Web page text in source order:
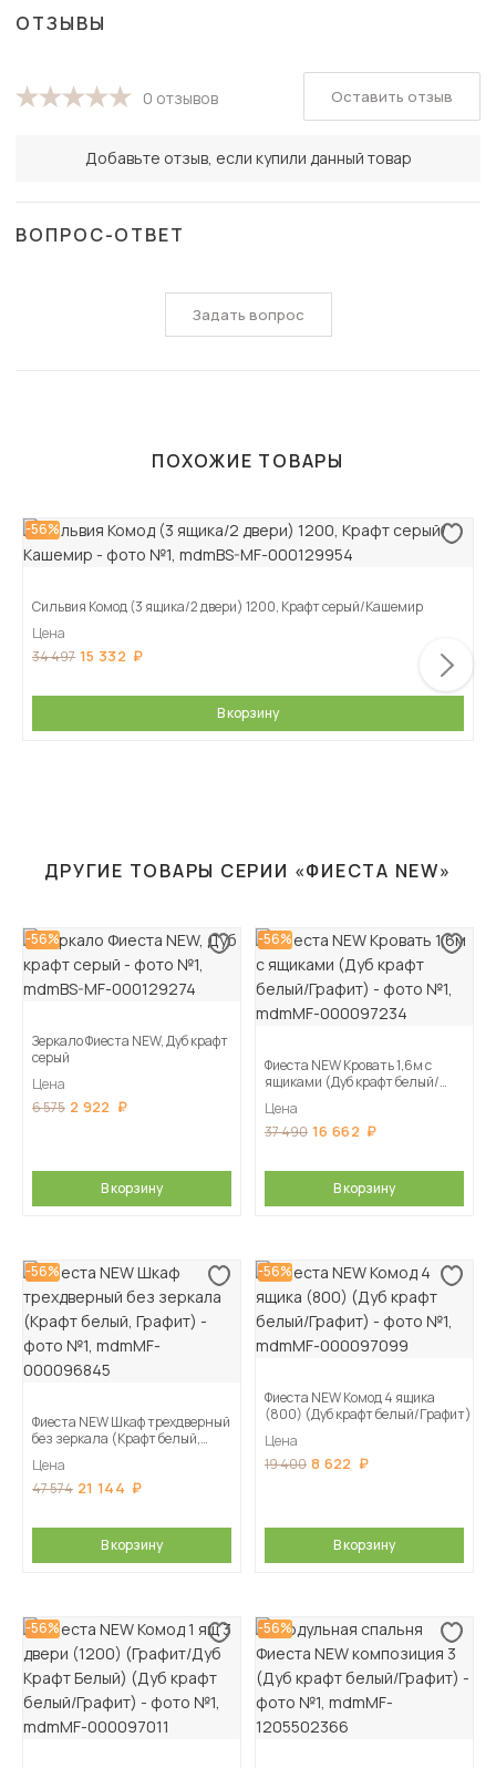
ОТЗЫВЫ
0 отзывов
Добавьте отзыв, если купили данный товар
Оставить отзыв
ВОПРОС-ОТВЕТ
Задать вопрос
ПОХОЖИЕ ТОВАРЫ
-56%
Сильвия Комод (3 ящика/2 двери) 1200, Крафт серый/Кашемир
Цена
34 497 15 332
В корзину
ДРУГИЕ ТОВАРЫ СЕРИИ «ФИЕСТА NEW»
-56%
Зеркало Фиеста NEW, Дуб крафт
серый
Цена
6 575 2 922
В корзину
-56%
Фиеста NEW Кровать 1,6м с
ящиками (Дуб крафт белый/
Цена
37 490 16 662
В корзину
-56%
Фиеста NEW Шкаф трехдверный
без зеркала (Крафт белый,
Цена
47 574 21 144
В корзину
-56%
Фиеста NEW Комод 4 ящика
(800) (Дуб крафт белый/Графит)
Цена
19 400 8 622
В корзину
-56% -56%